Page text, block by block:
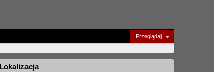
Przeglądaj
Lokalizacja